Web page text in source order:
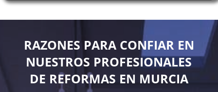
RAZONES PARA CONFIAR EN
NUESTROS PROFESIONALES
DE REFORMAS EN MURCIA